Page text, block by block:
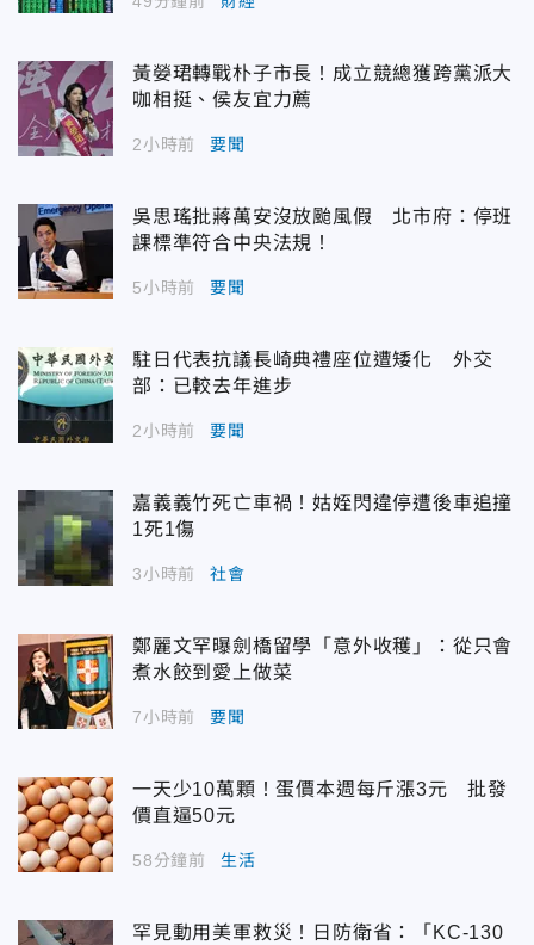
黃嫈珺轉戰朴子市長！成立競總獲跨黨派大
咖相挺、侯友宜力薦
2小時前 要聞
吳思瑤批蔣萬安沒放颱風假 北市府：停班
課標準符合中央法規！
5小時前 要聞
駐日代表抗議長崎典禮座位遭矮化 外交
部：已較去年進步
2小時前 要聞
嘉義義竹死亡車禍！姑姪閃違停遭後車追撞
1死1傷
3小時前 社會
鄭麗文罕曝劍橋留學「意外收穫」：從只會
煮水餃到愛上做菜
7小時前 要聞
一天少10萬顆！蛋價本週每斤漲3元 批發
價直逼50元
58分鐘前 生活
罕見動用美軍救災！日防衛省：「KC-130